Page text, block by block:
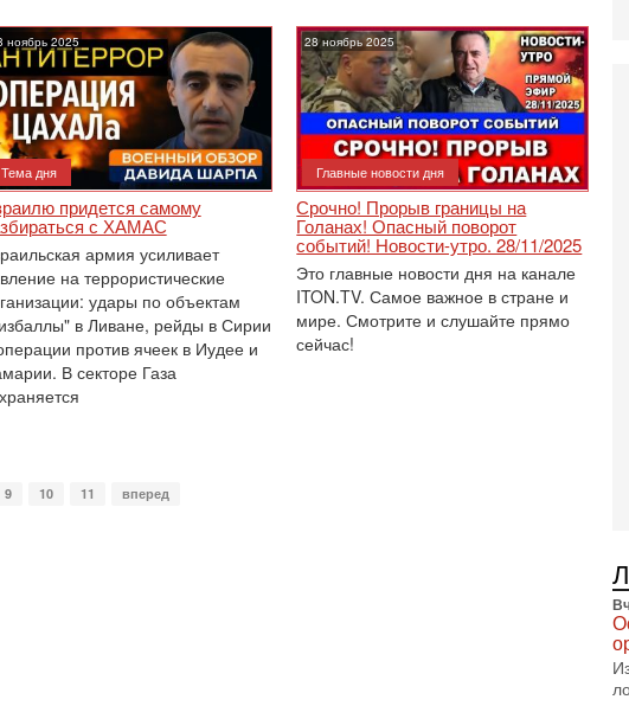
ноябрь 2025
Тема дня
придется самому
с ХАМАС
армия усиливает
на террористические
удары по объектам
в Ливане, рейды в Сирии
против ячеек в Иудее и
В секторе Газа
28 ноябрь 2025
Главные новости дня
Срочно! Прорыв границы на
Голанах! Опасный поворот
событий! Новости-утро. 28/11/2025
Это главные новости дня на канале
ITON.TV. Самое важное в стране и
мире. Смотрите и слушайте прямо
сейчас!
9 10 11 вперед